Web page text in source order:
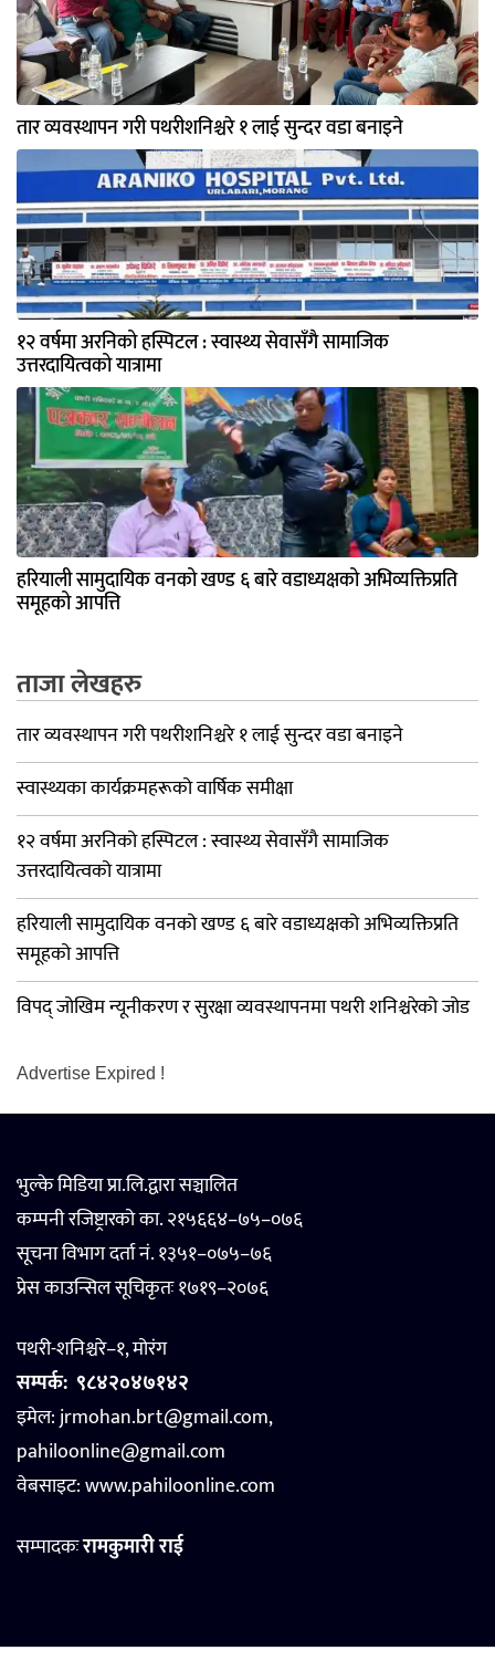
तार व्यवस्थापन गरी पथरीशनिश्चरे १ लाई सुन्दर वडा बनाइने
१२ वर्षमा अरनिको हस्पिटल : स्वास्थ्य सेवासँगै सामाजिक
उत्तरदायित्वको यात्रामा
हरियाली सामुदायिक वनको खण्ड ६ बारे वडाध्यक्षको अभिव्यक्तिप्रति
समूहको आपत्ति
ताजा लेखहरु
तार व्यवस्थापन गरी पथरीशनिश्चरे १ लाई सुन्दर वडा बनाइने
स्वास्थ्यका कार्यक्रमहरूको वार्षिक समीक्षा
१२ वर्षमा अरनिको हस्पिटल : स्वास्थ्य सेवासँगै सामाजिक
उत्तरदायित्वको यात्रामा
हरियाली सामुदायिक वनको खण्ड ६ बारे वडाध्यक्षको अभिव्यक्तिप्रति
समूहको आपत्ति
विपद् जोखिम न्यूनीकरण र सुरक्षा व्यवस्थापनमा पथरी शनिश्चरेको जोड
Advertise Expired !
भुल्के मिडिया प्रा.लि.द्वारा सञ्चालित
कम्पनी रजिष्ट्रारको का. २१५६६४–७५–०७६
सूचना विभाग दर्ता नं. १३५१–०७५–७६
प्रेस काउन्सिल सूचिकृतः १७१९–२०७६
पथरी-शनिश्चरे–१, मोरंग
सम्पर्क: ९८४२०४७१४२
इमेल: jrmohan.brt@gmail.com,
pahiloonline@gmail.com
वेबसाइट:www.pahiloonline.com
सम्पादकःरामकुमारी राई